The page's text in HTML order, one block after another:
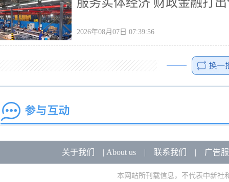
2026年08月07日 07:39:56
关于我们 | About us| 联系我们 | 广告
本网站所刊载信息，不代表中新社